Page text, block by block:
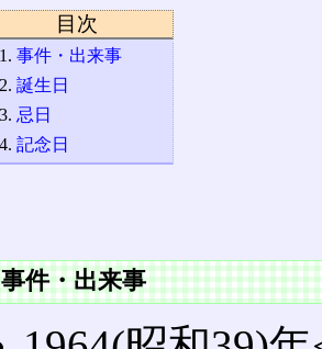
目次
事件・出来事
誕生日
忌日
記念日
事件・出来事